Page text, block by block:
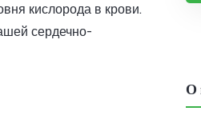
кислорода в крови.
сердечно-
О